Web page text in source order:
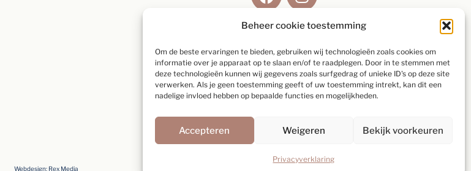
Beheer cookie toestemming
Om de beste ervaringen te bieden, gebruiken wij technologieën zoals cookies om
informatie over je apparaat op te slaan en/of te raadplegen. Door in te stemmen met
deze technologieën kunnen wij gegevens zoals surfgedrag of unieke ID's op deze site
verwerken. Als je geen toestemming geeft of uw toestemming intrekt, kan dit een
nadelige invloed hebben op bepaalde functies en mogelijkheden.
Accepteren Weigeren Bekijk voorkeuren
Privacyverklaring
individuele klanten via5-sterrenspecialist
Schrijf een beoordeling
Webdesign: Rex Media